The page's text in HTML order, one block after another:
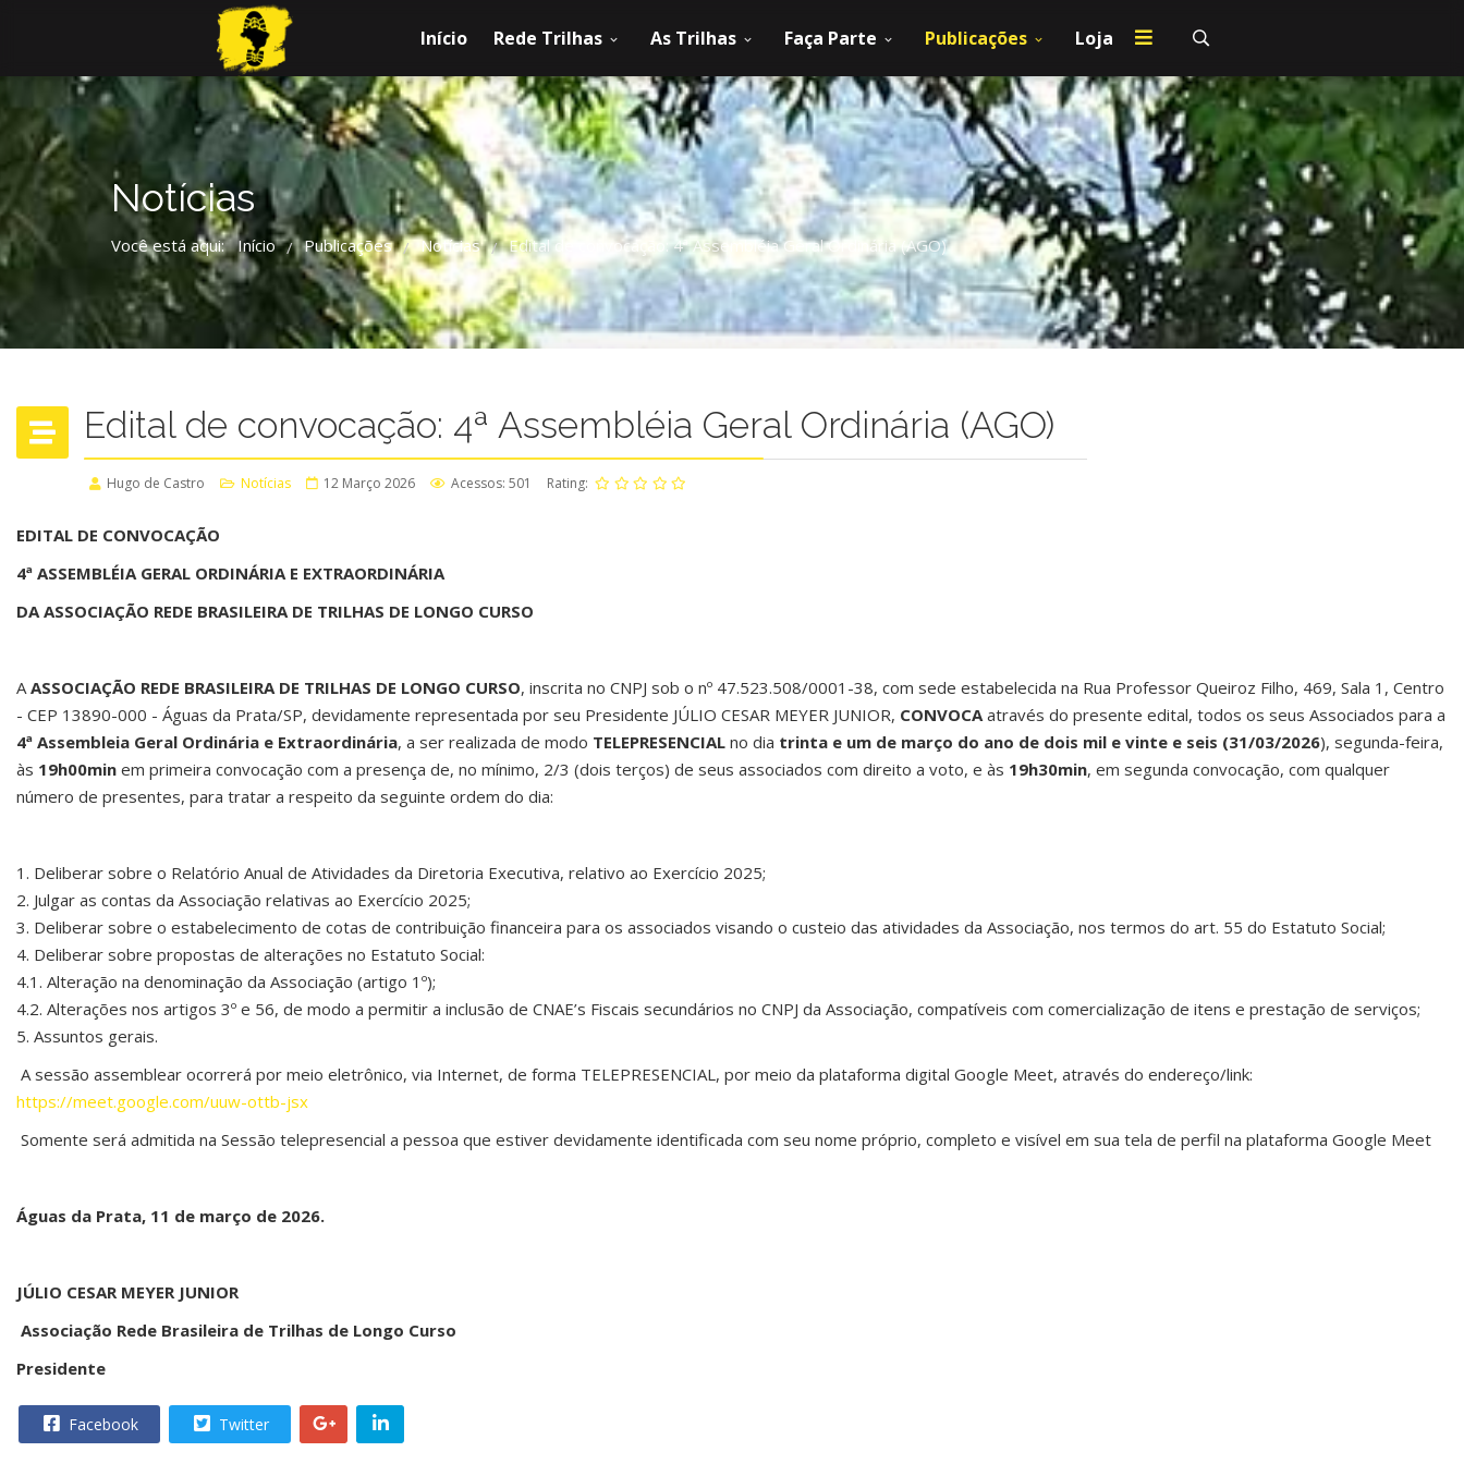
Início Rede Trilhas As Trilhas Faça Parte Publicações Loja
Notícias
Você está aqui: Início / Publicações / Notícias / Edital de convocação: 4ª Assembléia Geral Ordinária (AGO)
Edital de convocação: 4ª Assembléia Geral Ordinária (AGO)
Hugo de Castro Notícias 12 Março 2026 Acessos: 501 Rating:
EDITAL DE CONVOCAÇÃO
4ª ASSEMBLÉIA GERAL ORDINÁRIA E EXTRAORDINÁRIA
DA ASSOCIAÇÃO REDE BRASILEIRA DE TRILHAS DE LONGO CURSO
AASSOCIAÇÃO REDE BRASILEIRA DE TRILHAS DE LONGO CURSO, inscrita no CNPJ sob o nº 47.523.508/0001-38, com sede estabelecida na Rua Professor Queiroz Filho, 469, Sala 1, Centro
- CEP 13890-000 - Águas da Prata/SP, devidamente representada por seu Presidente JÚLIO CESAR MEYER JUNIOR, CONVOCAatravés do presente edital, todos os seus Associados para a
4ª Assembleia Geral Ordinária e Extraordinária, a ser realizada de modo TELEPRESENCIAL no dia trinta e um de março do ano de dois mil e vinte e seis (31/03/2026), segunda-feira,
às 19h00min em primeira convocação com a presença de, no mínimo, 2/3 (dois terços) de seus associados com direito a voto, e às 19h30min, em segunda convocação, com qualquer
número de presentes, para tratar a respeito da seguinte ordem do dia:
1. Deliberar sobre o Relatório Anual de Atividades da Diretoria Executiva, relativo ao Exercício 2025;
2. Julgar as contas da Associação relativas ao Exercício 2025;
3. Deliberar sobre o estabelecimento de cotas de contribuição financeira para os associados visando o custeio das atividades da Associação, nos termos do art. 55 do Estatuto Social;
4. Deliberar sobre propostas de alterações no Estatuto Social:
4.1. Alteração na denominação da Associação (artigo 1º);
4.2. Alterações nos artigos 3º e 56, de modo a permitir a inclusão de CNAE’s Fiscais secundários no CNPJ da Associação, compatíveis com comercialização de itens e prestação de serviços;
5. Assuntos gerais.
A sessão assemblear ocorrerá por meio eletrônico, via Internet, de forma TELEPRESENCIAL, por meio da plataforma digital Google Meet, através do endereço/link:
https://meet.google.com/uuw-ottb-jsx
Somente será admitida na Sessão telepresencial a pessoa que estiver devidamente identificada com seu nome próprio, completo e visível em sua tela de perfil na plataforma Google Meet
Águas da Prata, 11 de março de 2026.
JÚLIO CESAR MEYER JUNIOR
Associação Rede Brasileira de Trilhas de Longo Curso
Presidente
Facebook Twitter